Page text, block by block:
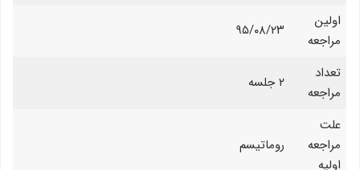
اولین
مراجعه
۹۵/۰۸/۲۳
تعداد
مراجعه
۲ جلسه
علت
مراجعه
اوليه
روماتیسم